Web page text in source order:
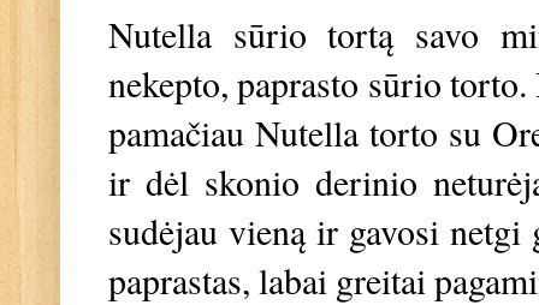
Nutella sūrio tortą savo
nekepto, paprasto sūrio
pamačiau Nutella torto su
ir dėl skonio derinio
sudėjau vieną ir gavosi
paprastas, labai greitai